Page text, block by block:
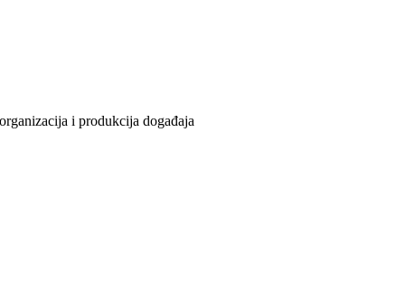
organizacija i produkcija događaja